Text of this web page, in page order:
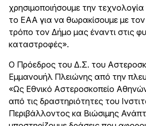
χρησιμοποιήσουμε την
το ΕΑΑ για να θωρακίσουμε με
τρόπο τον Δήμο μας έναντι στις
καταστροφές».
Ο Πρόεδρος του Δ.Σ. του
Εμμανουήλ Πλειώνης από την
«Ως Εθνικό Αστεροσκοπείο
από τις δραστηριότητες του
Περιβάλλοντος κα Βιώσιμης